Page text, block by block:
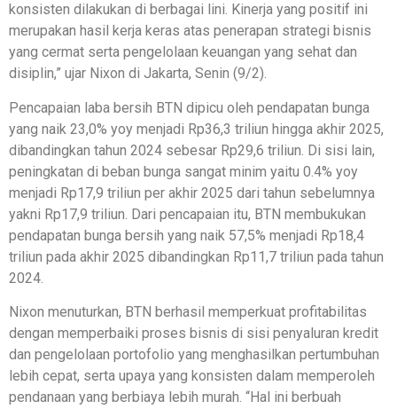
konsisten dilakukan di berbagai lini. Kinerja yang positif ini
merupakan hasil kerja keras atas penerapan strategi bisnis
yang cermat serta pengelolaan keuangan yang sehat dan
disiplin,” ujar Nixon di Jakarta, Senin (9/2).
Pencapaian laba bersih BTN dipicu oleh pendapatan bunga
yang naik 23,0% yoy menjadi Rp36,3 triliun hingga akhir 2025,
dibandingkan tahun 2024 sebesar Rp29,6 triliun. Di sisi lain,
peningkatan di beban bunga sangat minim yaitu 0.4% yoy
menjadi Rp17,9 triliun per akhir 2025 dari tahun sebelumnya
yakni Rp17,9 triliun. Dari pencapaian itu, BTN membukukan
pendapatan bunga bersih yang naik 57,5% menjadi Rp18,4
triliun pada akhir 2025 dibandingkan Rp11,7 triliun pada tahun
2024.
Nixon menuturkan, BTN berhasil memperkuat profitabilitas
dengan memperbaiki proses bisnis di sisi penyaluran kredit
dan pengelolaan portofolio yang menghasilkan pertumbuhan
lebih cepat, serta upaya yang konsisten dalam memperoleh
pendanaan yang berbiaya lebih murah. “Hal ini berbuah